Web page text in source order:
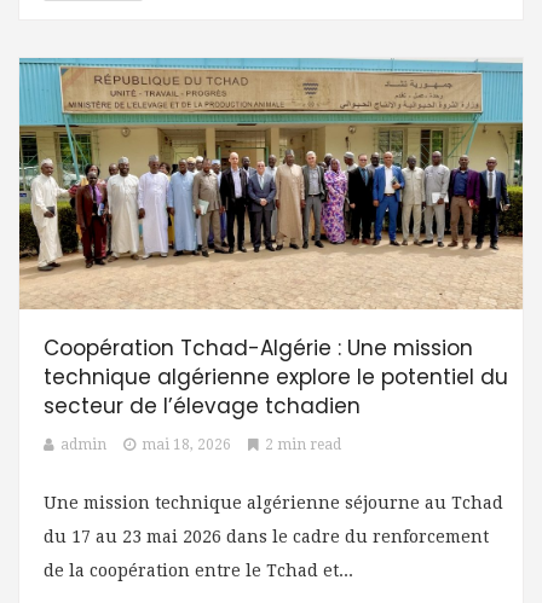
Coopération Tchad-Algérie : Une mission
technique algérienne explore le potentiel du
secteur de l’élevage tchadien
admin mai 18, 2026 2 min read
Une mission technique algérienne séjourne au Tchad
du 17 au 23 mai 2026 dans le cadre du renforcement
de la coopération entre le Tchad et...